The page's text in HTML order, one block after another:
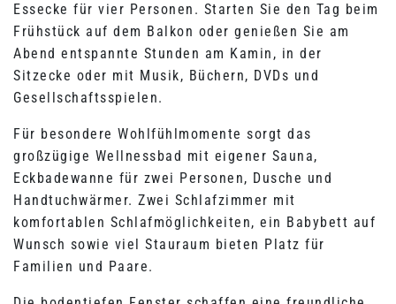
Essecke für vier Personen. Starten Sie den Tag beim
Frühstück auf dem Balkon oder genießen Sie am
Abend entspannte Stunden am Kamin, in der
Sitzecke oder mit Musik, Büchern, DVDs und
Gesellschaftsspielen.
Für besondere Wohlfühlmomente sorgt das
großzügige Wellnessbad mit eigener Sauna,
Eckbadewanne für zwei Personen, Dusche und
Handtuchwärmer. Zwei Schlafzimmer mit
komfortablen Schlafmöglichkeiten, ein Babybett auf
Wunsch sowie viel Stauraum bieten Platz für
Familien und Paare.